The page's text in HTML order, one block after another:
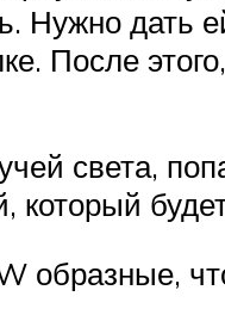
Нужно дать
После
света,
образные,